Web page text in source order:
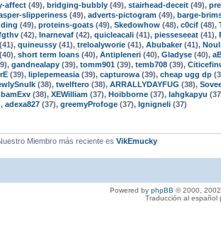
affect (49), bridging-bubbly (49), stairhead-deceit (49),
slipperiness (49), adverts-pictogram (49), barge-
(49), proteins-goats (49), Skedowhow (48), c0cif (48),
(42), Inarnevaf (42), quicleacali (41), piesseseeat (41),
(41), quineussy (41), treloalyworie (41), Abubaker(41),
(40), short term loans (40), Antipleneri (40), Gladyse (40),
gandnealapy (39), tomm901 (39), temb708 (39),
(39), liplepemeasia (39), capturowa (39), cheap ugg dp
(38), twelftero (38), ARRALLYDAYFUG (38),
(38), XEWilliam (37), Hoibborne (37), lahgkapyu
adexa827 (37), greemyProfoge (37), Ignigneli (37)
Miembro más reciente es VikEmucky
Powered by phpBB © 2000,
Traducción al español